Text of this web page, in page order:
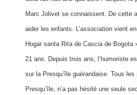
Marc Jolivet se connaissent. De cette
aider les enfants. L’association vient
Hogar santa Rita de Cascia de Bogota
21 ans. Depuis trois ans, l’humoriste
sur la Presqu’île guérandaise. Tous
Presqu’île, n’a pas hésité une seule